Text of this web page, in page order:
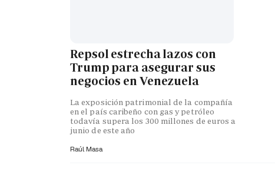
Repsol estrecha lazos con
Trump para asegurar sus
negocios en Venezuela
La exposición patrimonial de la compañía
en el país caribeño con gas y petróleo
todavía supera los 300 millones de euros a
junio de este año
Raúl Masa